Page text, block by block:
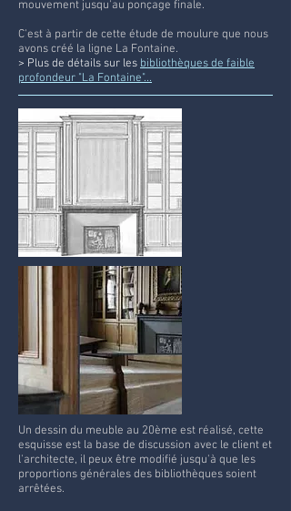
mouvement jusqu'au ponçage finale.
C'est à partir de cette étude de moulure que nous
avons créé la ligne La Fontaine.
> Plus de détails sur les bibliothèques de faible
profondeur "La Fontaine"...
Un dessin du meuble au 20ème est réalisé, cette
esquisse est la base de discussion avec le client et
l'architecte, il peux être modifié jusqu'à que les
proportions générales des bibliothèques soient
arrêtées.